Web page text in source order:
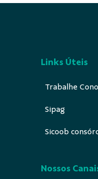
Links Úteis
Trabalhe
Sipag
Sicoob
Nossos